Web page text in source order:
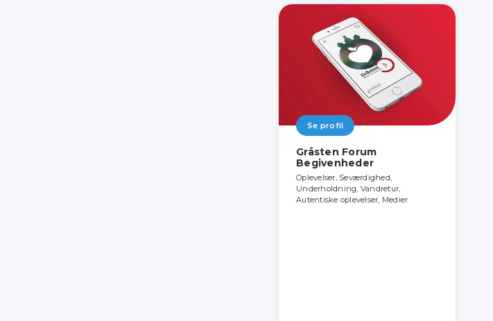
Se profil
Gråsten Forum
Begivenheder
Oplevelser, Seværdighed,
Underholdning, Vandretur,
Autentiske oplevelser, Medier